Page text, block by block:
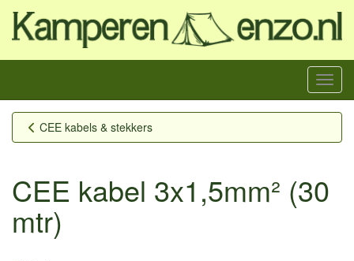
Menu
CEE kabels & stekkers
CEE kabel 3x1,5mm² (30
mtr)